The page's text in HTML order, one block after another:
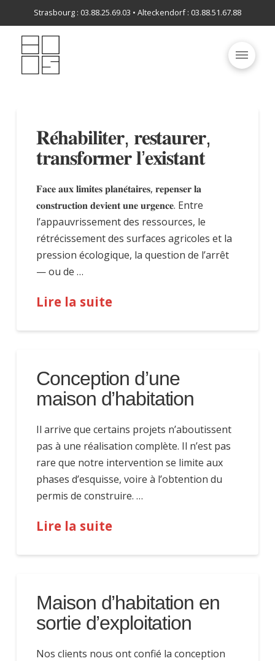
Strasbourg : 03.88.25.69.03 • Alteckendorf : 03.88.51.67.88
𝐑𝐞́𝐡𝐚𝐛𝐢𝐥𝐢𝐭𝐞𝐫, 𝐫𝐞𝐬𝐭𝐚𝐮𝐫𝐞𝐫,
𝐭𝐫𝐚𝐧𝐬𝐟𝐨𝐫𝐦𝐞𝐫 𝐥’𝐞𝐱𝐢𝐬𝐭𝐚𝐧𝐭
𝐅𝐚𝐜𝐞 𝐚𝐮𝐱 𝐥𝐢𝐦𝐢𝐭𝐞𝐬 𝐩𝐥𝐚𝐧𝐞́𝐭𝐚𝐢𝐫𝐞𝐬, 𝐫𝐞𝐩𝐞𝐧𝐬𝐞𝐫 𝐥𝐚
𝐜𝐨𝐧𝐬𝐭𝐫𝐮𝐜𝐭𝐢𝐨𝐧 𝐝𝐞𝐯𝐢𝐞𝐧𝐭 𝐮𝐧𝐞 𝐮𝐫𝐠𝐞𝐧𝐜𝐞. Entre
l’appauvrissement des ressources, le
rétrécissement des surfaces agricoles et la
pression écologique, la question de l’arrêt
— ou de …
Lire la suite
Conception d’une
maison d’habitation
Il arrive que certains projets n’aboutissent
pas à une réalisation complète. Il n’est pas
rare que notre intervention se limite aux
phases d’esquisse, voire à l’obtention du
permis de construire. …
Lire la suite
Maison d’habitation en
sortie d’exploitation
Nos clients nous ont confié la conception